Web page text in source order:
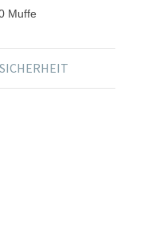
Muffe